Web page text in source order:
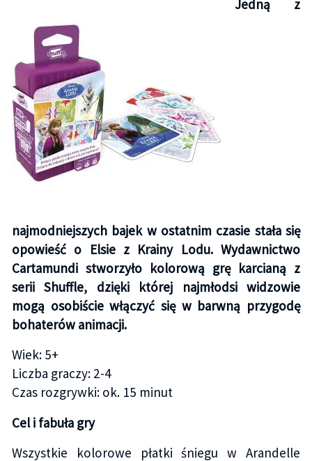
Jedną z
najmodniejszych bajek w ostatnim czasie stała się
opowieść o Elsie z Krainy Lodu. Wydawnictwo
Cartamundi stworzyło kolorową grę karcianą z
serii Shuffle, dzięki której najmłodsi widzowie
mogą osobiście włączyć się w barwną przygodę
bohaterów animacji.
Wiek: 5+
Liczba graczy: 2-4
Czas rozgrywki: ok. 15 minut
Cel i fabuła gry
Wszystkie kolorowe płatki śniegu w Arandelle